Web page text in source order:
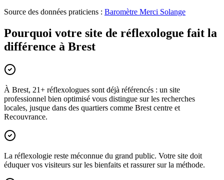
Source des données praticiens : Baromètre Merci Solange
Pourquoi votre site de réflexologue fait la
différence à Brest
À Brest, 21+ réflexologues sont déjà référencés : un site
professionnel bien optimisé vous distingue sur les recherches
locales, jusque dans des quartiers comme Brest centre et
Recouvrance.
La réflexologie reste méconnue du grand public. Votre site doit
éduquer vos visiteurs sur les bienfaits et rassurer sur la méthode.